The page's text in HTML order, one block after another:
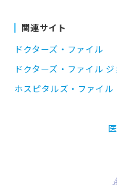
関連サイト
ドクターズ・ファイル
ドクターズ・ファイル
ホスピタルズ・ファイル